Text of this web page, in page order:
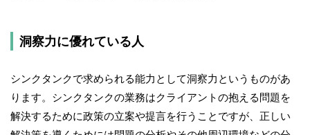
洞察力に優れている人
シンクタンクで求められる能力として洞察力というものがあ
ります。シンクタンクの業務はクライアントの抱える問題を
解決するために政策の立案や提言を行うことですが、正しい